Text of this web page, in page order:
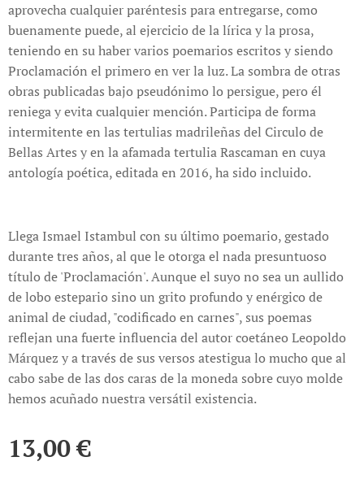
aprovecha cualquier paréntesis para entregarse, como
buenamente puede, al ejercicio de la lírica y la prosa,
teniendo en su haber varios poemarios escritos y siendo
Proclamación el primero en ver la luz. La sombra de otras
obras publicadas bajo pseudónimo lo persigue, pero él
reniega y evita cualquier mención. Participa de forma
intermitente en las tertulias madrileñas del Circulo de
Bellas Artes y en la afamada tertulia Rascaman en cuya
antología poética, editada en 2016, ha sido incluido.
Llega Ismael Istambul con su último poemario, gestado
durante tres años, al que le otorga el nada presuntuoso
título de 'Proclamación'. Aunque el suyo no sea un aullido
de lobo estepario sino un grito profundo y enérgico de
animal de ciudad, "codificado en carnes", sus poemas
reflejan una fuerte influencia del autor coetáneo Leopoldo
Márquez y a través de sus versos atestigua lo mucho que al
cabo sabe de las dos caras de la moneda sobre cuyo molde
hemos acuñado nuestra versátil existencia.
13,00€